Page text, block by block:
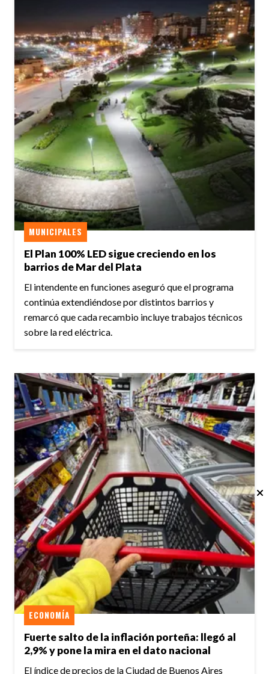
El Plan 100% LED sigue creciendo en los
barrios de Mar del Plata
MUNICIPALES
El intendente en funciones aseguró que el programa
continúa extendiéndose por distintos barrios y
remarcó que cada recambio incluye trabajos técnicos
sobre la red eléctrica.
Fuerte salto de la inflación porteña: llegó al
2,9% y pone la mira en el dato nacional
ECONOMÍA
El índice de precios de la Ciudad de Buenos Aires